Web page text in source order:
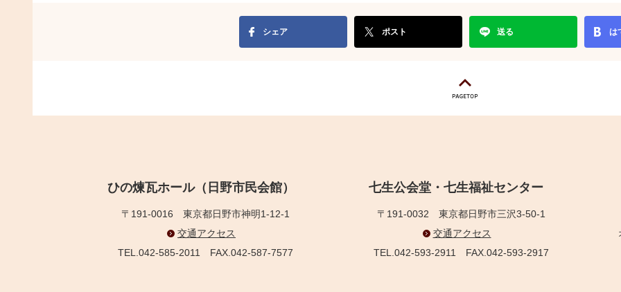
シェア ポスト 送る は
ひの煉瓦ホール（日野市民会館）
〒191-0016 東京都日野市神明1-12-1
交通アクセス
TEL.042-585-2011 FAX.042-587-7577
七生公会堂・七生福祉センター
〒191-0032 東京都日野市三沢3-50-1
交通アクセス
TEL.042-593-2911 FAX.042-593-2917